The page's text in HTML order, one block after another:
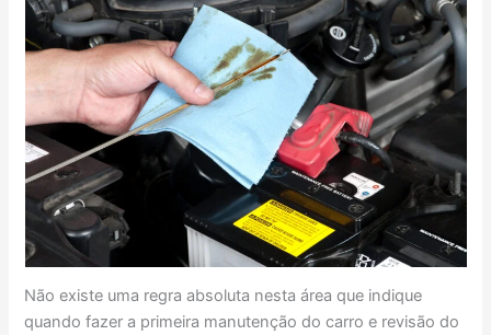
Não existe uma regra absoluta nesta área que indique
quando fazer a primeira manutenção do carro e revisão do